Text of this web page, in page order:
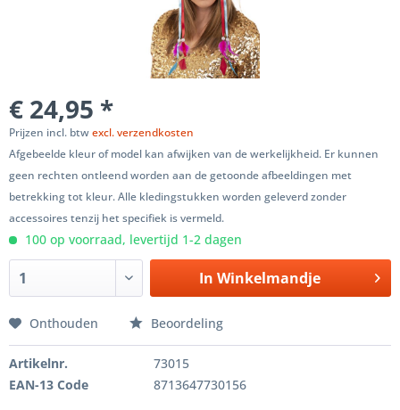
€ 24,95 *
Prijzen incl. btwexcl. verzendkosten
Afgebeelde kleur of model kan afwijken van de werkelijkheid. Er kunnen
geen rechten ontleend worden aan de getoonde afbeeldingen met
betrekking tot kleur. Alle kledingstukken worden geleverd zonder
accessoires tenzij het specifiek is vermeld.
100 op voorraad, levertijd 1-2 dagen
In Winkelmandje
Onthouden Beoordeling
Artikelnr.
73015
EAN-13 Code
8713647730156